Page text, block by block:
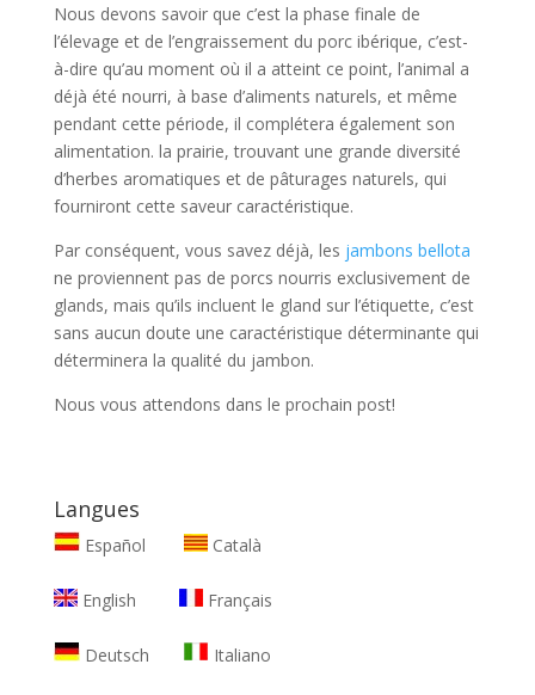
Nous devons savoir que c’est la phase finale de
l’élevage et de l’engraissement du porc ibérique, c’est-
à-dire qu’au moment où il a atteint ce point, l’animal a
déjà été nourri, à base d’aliments naturels, et même
pendant cette période, il complétera également son
alimentation. la prairie, trouvant une grande diversité
d’herbes aromatiques et de pâturages naturels, qui
fourniront cette saveur caractéristique.
Par conséquent, vous savez déjà, les jambons bellota
ne proviennent pas de porcs nourris exclusivement de
glands, mais qu’ils incluent le gland sur l’étiquette, c’est
sans aucun doute une caractéristique déterminante qui
déterminera la qualité du jambon.
Nous vous attendons dans le prochain post!
Langues
Español Català
English Français
Deutsch Italiano